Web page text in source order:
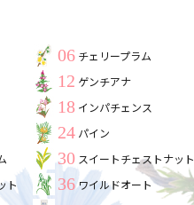
06 チェリープラム
12 ゲンチアナ
18 インパチェンス
24 パイン
30 スイートチェストナット
ト 36ワイルドオート